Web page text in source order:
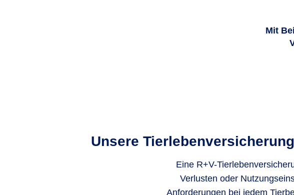
Mit
Unsere
Eine R+V-
Verlusten oder
Anforderungen bei jedem